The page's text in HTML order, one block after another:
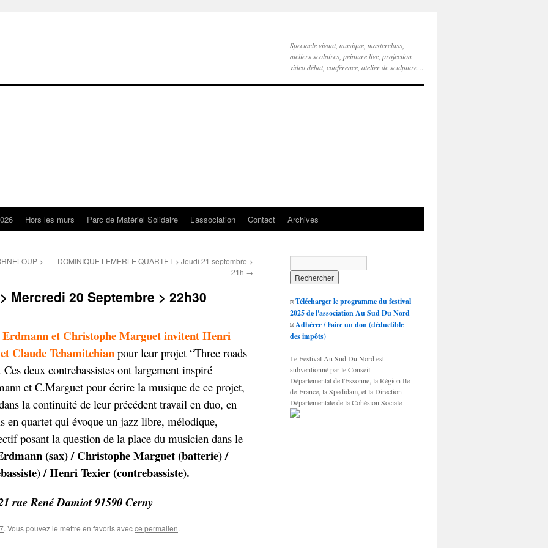
Spectacle vivant, musique, masterclass,
ateliers scolaires, peinture live, projection
video débat, conférence, atelier de sculpture…
Hors les murs Parc de Matériel Solidaire L’association Contact Archives
>
DOMINIQUE LEMERLE QUARTET > Jeudi 21 septembre >
21h →
Mercredi 20 Septembre > 22h30
et Christophe Marguet invitent Henri
Claude Tchamitchianpour leur projet “Three roads
Ces deux contrebassistes ont largement inspiré
et C.Marguet pour écrire la musique de ce projet,
la continuité de leur précédent travail en duo, en
en quartet qui évoque un jazz libre, mélodique,
posant la question de la place du musicien dans le
(sax) / Christophe Marguet (batterie) /
/ Henri Texier (contrebassiste).
rue René Damiot 91590 Cerny
. Vous pouvez le mettre en favoris avecce permalien.
¤Télécharger le programme du festival
2025 de l'association Au Sud Du Nord
¤Adhérer / Faire un don (déductible
des impôts)
Le Festival Au Sud Du Nord est
subventionné par le Conseil
Départemental de l'Essonne, la Région Ile-
de-France, la Spedidam, et la Direction
Départementale de la Cohésion Sociale